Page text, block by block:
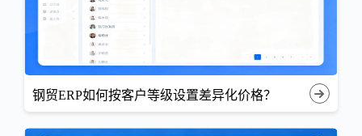
钢贸ERP如何按客户等级设置差异化价格？